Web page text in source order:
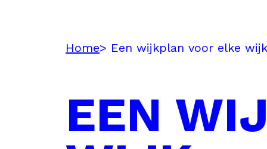
Home Een wijkplan voor elke wijk
EEN